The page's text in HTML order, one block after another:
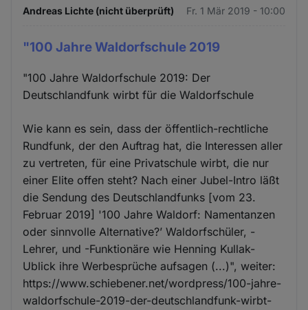
Andreas Lichte (nicht überprüft) Fr. 1 Mär 2019 - 10:00
"100 Jahre Waldorfschule 2019
"100 Jahre Waldorfschule 2019: Der
Deutschlandfunk wirbt für die Waldorfschule
Wie kann es sein, dass der öffentlich-rechtliche
Rundfunk, der den Auftrag hat, die Interessen aller
zu vertreten, für eine Privatschule wirbt, die nur
einer Elite offen steht? Nach einer Jubel-Intro läßt
die Sendung des Deutschlandfunks [vom 23.
Februar 2019] '100 Jahre Waldorf: Namentanzen
oder sinnvolle Alternative?’ Waldorfschüler, -
Lehrer, und -Funktionäre wie Henning Kullak-
Ublick ihre Werbesprüche aufsagen (...)", weiter:
https://www.schiebener.net/wordpress/100-jahre-
waldorfschule-2019-der-deutschlandfunk-wirbt-